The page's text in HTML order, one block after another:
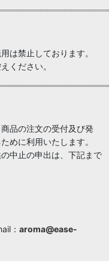
は禁止しております。
ください。
品の注文の受付及び発
めに利用いたします。
中止の申出は、下記まで
： aroma@ease-